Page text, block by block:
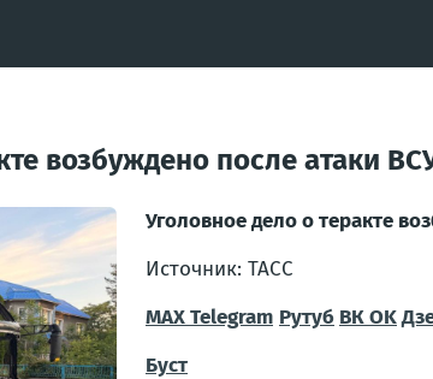
возбуждено после атаки
Уголовное дело о теракте
Источник: ТАСС
МАХTelegram Рутуб ВКOK
Буст